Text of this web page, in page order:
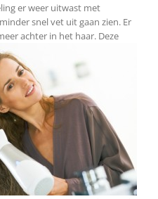
er weer uitwast met
snel vet uit gaan zien. Er
achter in het haar. Deze